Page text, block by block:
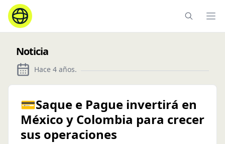
Noticia
Hace 4 años.
💳Saque e Pague invertirá en
México y Colombia para crecer
sus operaciones